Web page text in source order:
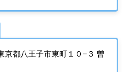
京都八王子市東町１０−３ 曽